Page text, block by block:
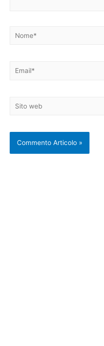
Nome*
Email*
Sito